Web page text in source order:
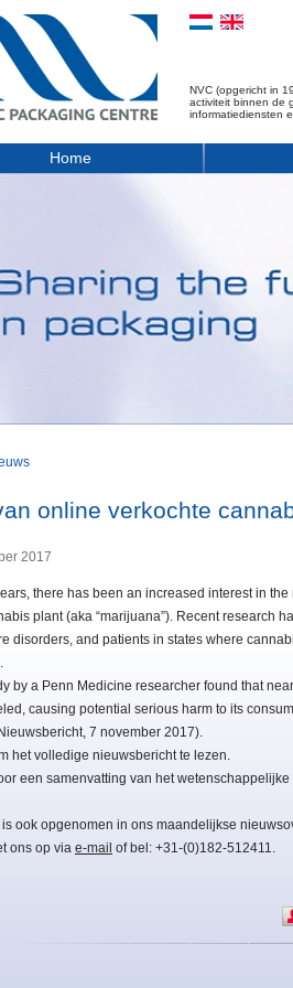
NVC (opgericht in
activiteit binnen de
informatiediensten
Home
online verkochte
2017
there has been an increased interest in
plant (aka “marijuana”). Recent research
disorders, and patients in states where
by a Penn Medicine researcher found that
causing potential serious harm to its
7 november 2017).
het volledige nieuwsbericht te lezen.
een samenvatting van het wetenschappelijke
is ook opgenomen in ons maandelijkse
ons op via e-mail of bel: +31-(0)182-512411.